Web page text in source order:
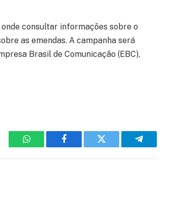
consultar informações sobre o
as emendas. A campanha será
Brasil de Comunicação (EBC),
WhatsAppFacebook Twitter Telegram